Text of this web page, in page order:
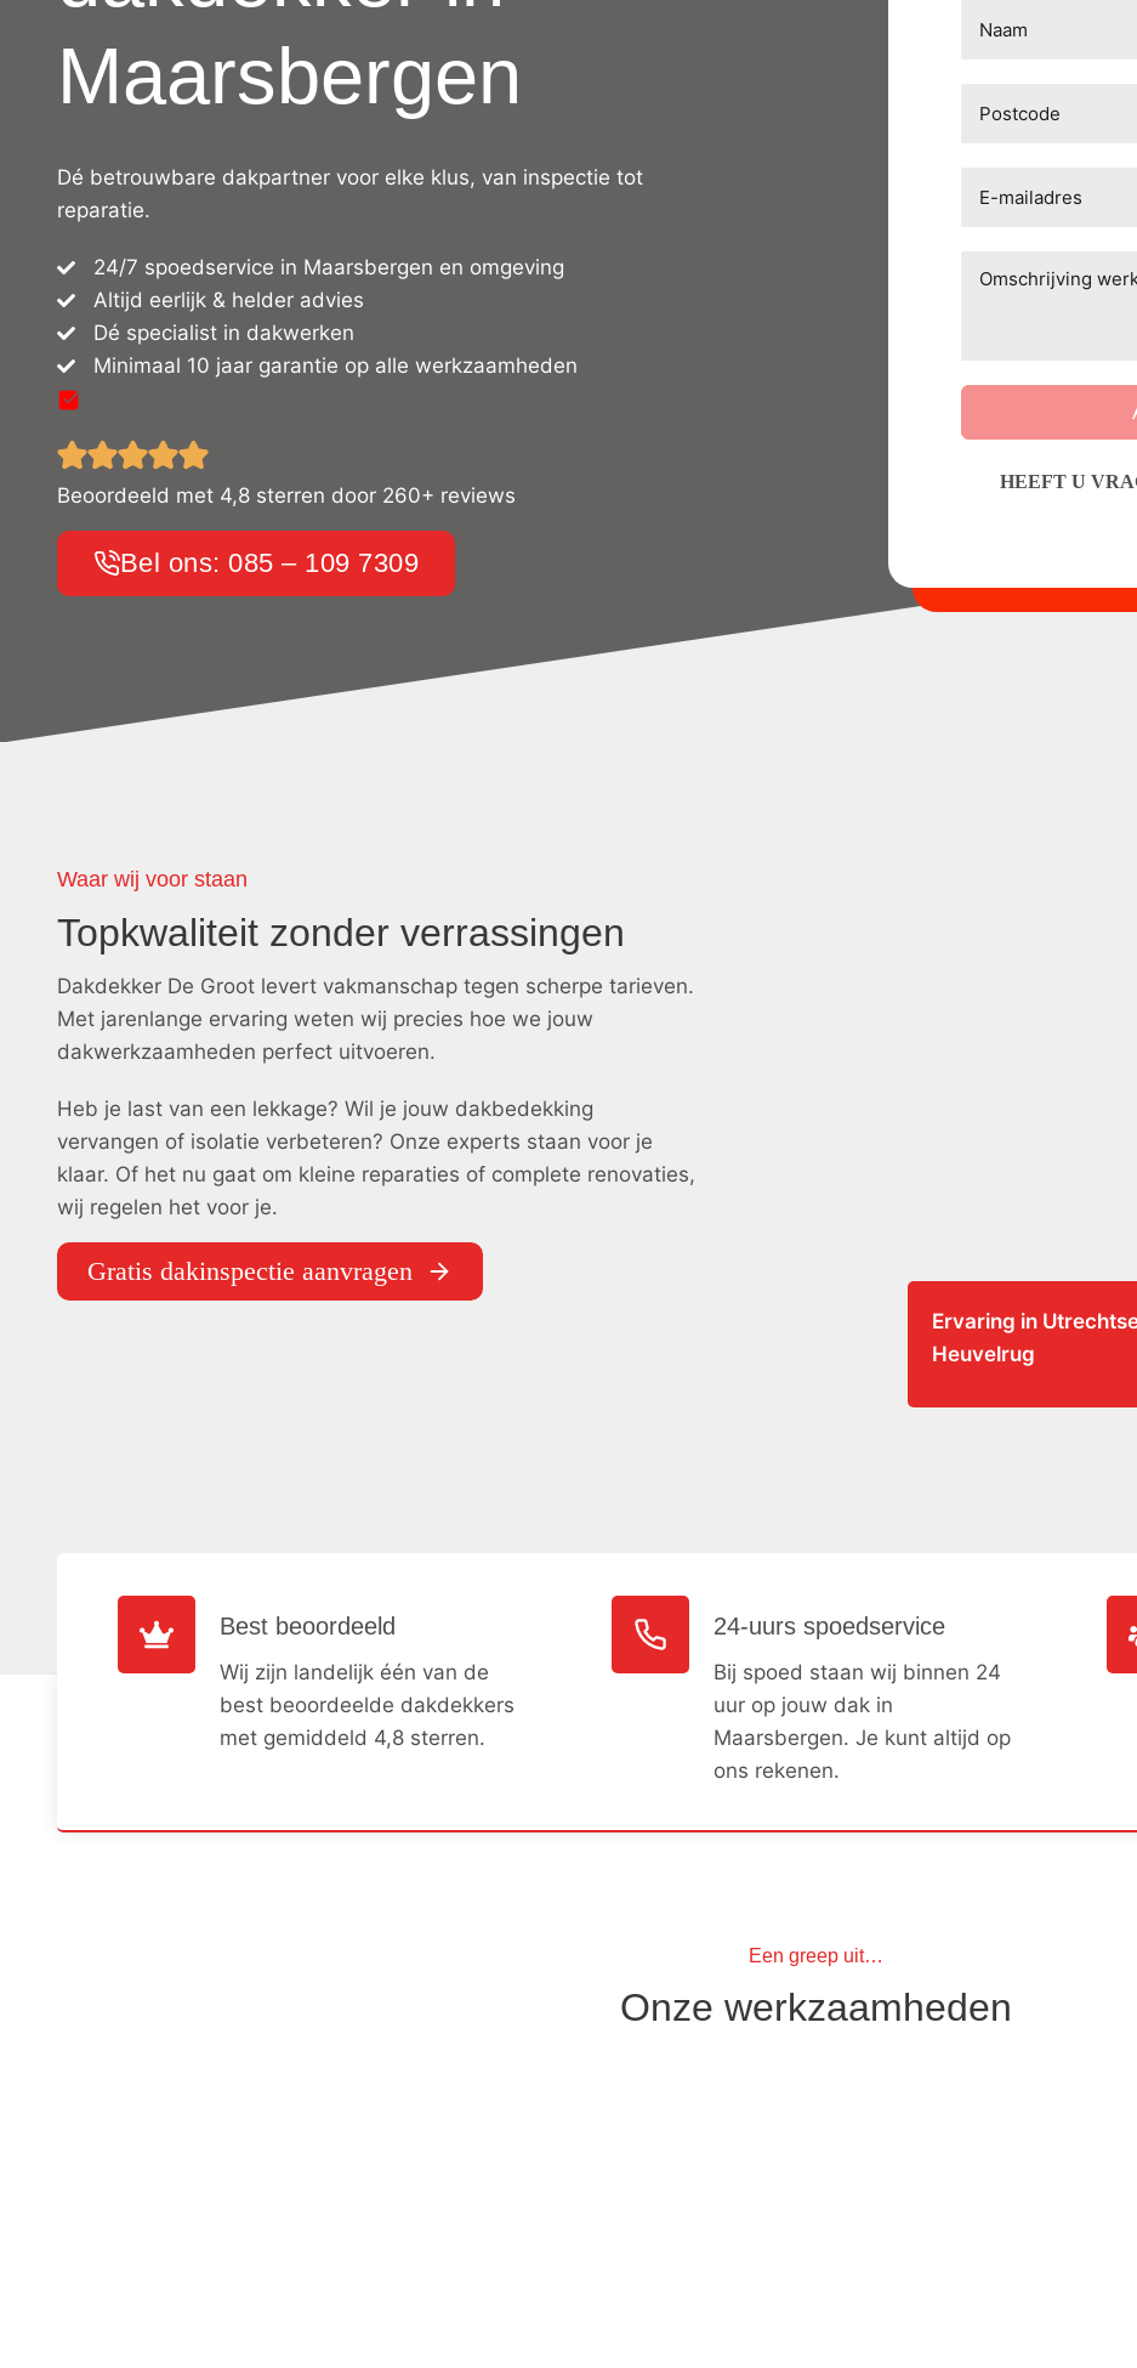
Maarsbergen
Dé betrouwbare dakpartner voor elke klus, van inspectie tot
reparatie.
24/7 spoedservice in Maarsbergen en omgeving
Altijd eerlijk & helder advies
Dé specialist in dakwerken
Minimaal 10 jaar garantie op alle werkzaamheden
Beoordeeld met 4,8 sterren door 260+ reviews
Bel ons: 085 – 109 7309
HEEFT U
Waar wij voor staan
Topkwaliteit zonder verrassingen
Dakdekker De Groot levert vakmanschap tegen scherpe tarieven.
Met jarenlange ervaring weten wij precies hoe we jouw
dakwerkzaamheden perfect uitvoeren.
Heb je last van een lekkage? Wil je jouw dakbedekking
vervangen of isolatie verbeteren? Onze experts staan voor je
klaar. Of het nu gaat om kleine reparaties of complete renovaties,
wij regelen het voor je.
Gratis dakinspectie aanvragen
Ervaring in
Heuvelrug
Best beoordeeld
Wij zijn landelijk één van de
best beoordeelde dakdekkers
met gemiddeld 4,8 sterren.
24-uurs spoedservice
Bij spoed staan wij binnen 24
uur op jouw dak in
Maarsbergen. Je kunt altijd op
ons rekenen.
Een greep uit…
Onze werkzaamheden